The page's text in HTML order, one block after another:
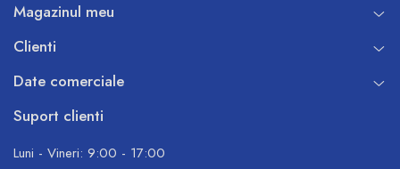
Magazinul meu
Clienti
Date comerciale
Suport clienti
Luni - Vineri: 9:00 - 17:00